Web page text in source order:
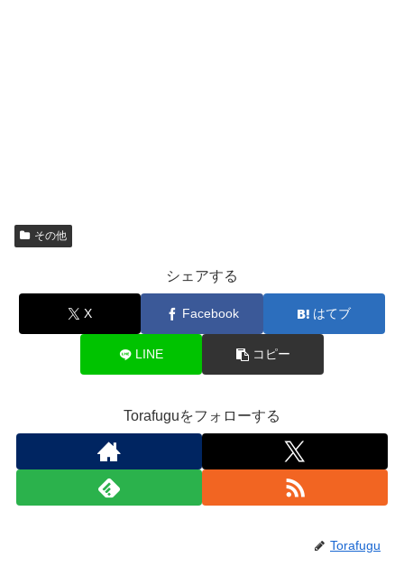
その他
シェアする
X Facebook はてブ
LINE コピー
Torafuguをフォローする
Torafugu